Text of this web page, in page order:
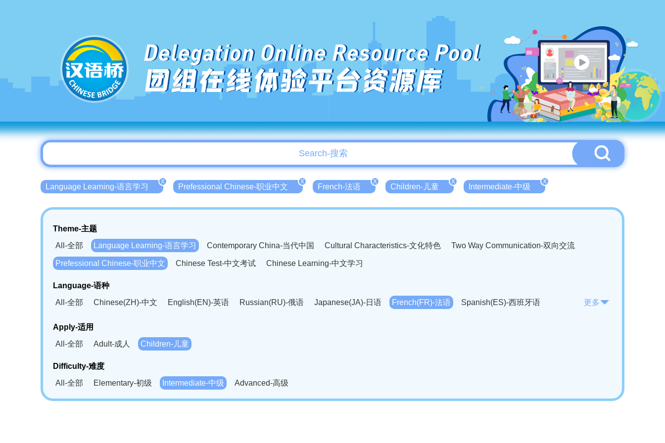
Delegation Online Resource Pool
团组在线体验平台资源库
Language Learning-语言学习
X
Prefessional Chinese-职业中文
X
French-法语
X
Children-儿童
X
Intermediate-中级
X
Theme-主题
All-全部
Language Learning-语言学习 Contemporary China-当代中国 Cultural Characteristics-文化特色 Two Way Communication-双向交流
Prefessional Chinese-职业中文 Chinese Test-中文考试 Chinese Learning-中文学习
Language-语种
All-全部
Chinese(ZH)-中文 English(EN)-英语 Russian(RU)-俄语 Japanese(JA)-日语 French(FR)-法语
Spanish(ES)-西班牙语
Bahasa Melayu(MS)-马来语
Swahili(SW)-斯瓦西里语
Kampuchea(KH)-柬埔寨语
更多
Apply-适用
All-全部
Adult-成人 Children-儿童
Difficulty-难度
All-全部
Elementary-初级 Intermediate-中级 Advanced-高级